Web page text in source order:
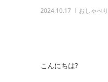
2024.10.17 おしゃべ
こんにちは?